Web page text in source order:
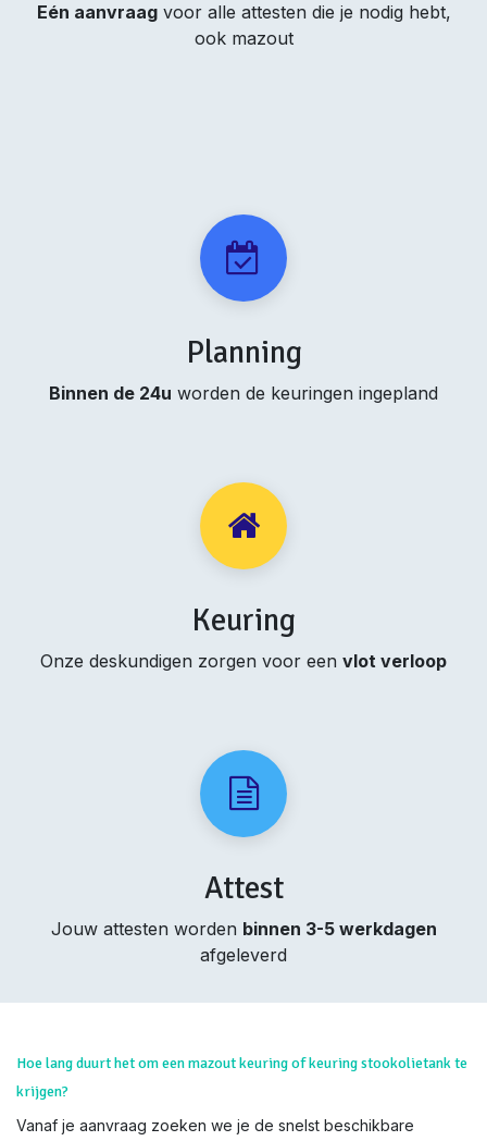
Eén aanvraagvoor alle attesten die je nodig hebt,
ook mazout
Planning
Binnen de 24u worden de keuringen ingepland
Keuring
Onze deskundigen zorgen voor een vlot verloop
Attest
Jouw attesten worden binnen 3-5 werkdagen
afgeleverd
Hoe lang duurt het om een mazout keuring of keuring stookolietank te
krijgen?
Vanaf je aanvraag zoeken we je de snelst beschikbare